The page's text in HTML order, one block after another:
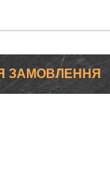
ЗАМОВЛЕННЯ